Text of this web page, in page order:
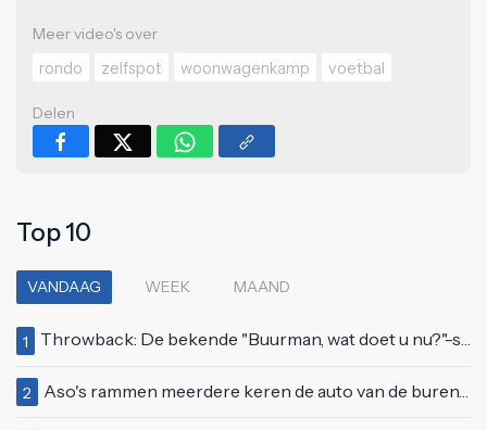
Meer video's over
rondo
zelfspot woonwagenkamp voetbal
Delen
Top 10
VANDAAG WEEK MAAND
1 Throwback: De bekende "Buurman, wat doet u nu?"-scène uit Flodder met Tatjana Šimić
2 Aso's rammen meerdere keren de auto van de buren, maar doen alsof er niets gebeurd is